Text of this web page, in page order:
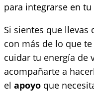
para integrarse en
Si sientes que
con más de lo que
cuidar tu energía de
acompañarte a
el apoyo que